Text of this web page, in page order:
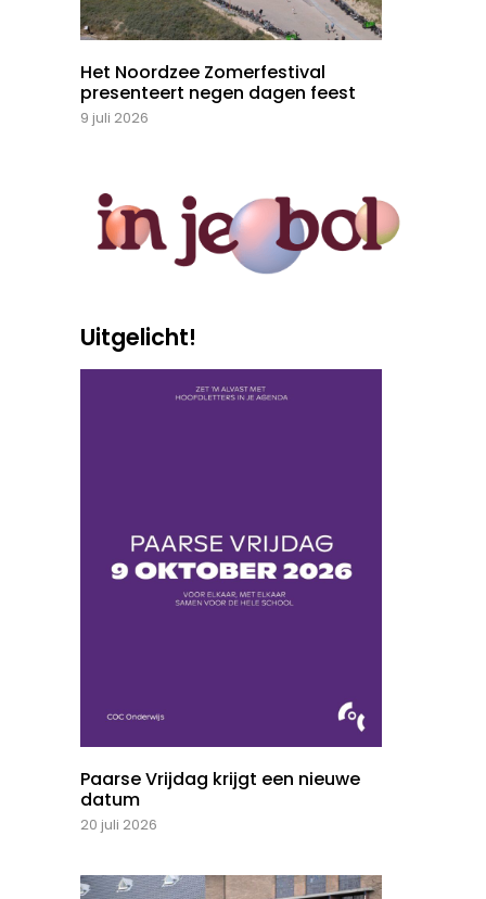
Het Noordzee Zomerfestival
presenteert negen dagen feest
9 juli 2026
Uitgelicht!
Paarse Vrijdag krijgt een nieuwe
datum
20 juli 2026